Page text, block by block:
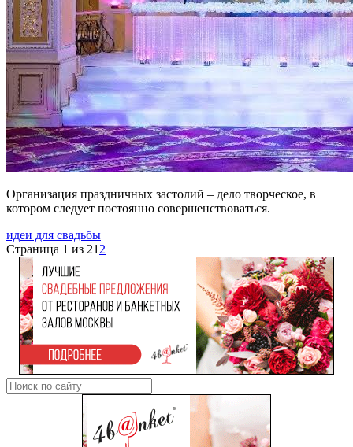
Организация праздничных застолий – дело творческое, в
котором следует постоянно совершенствоваться.
идеи для свадьбы
Страница 1 из 21 2